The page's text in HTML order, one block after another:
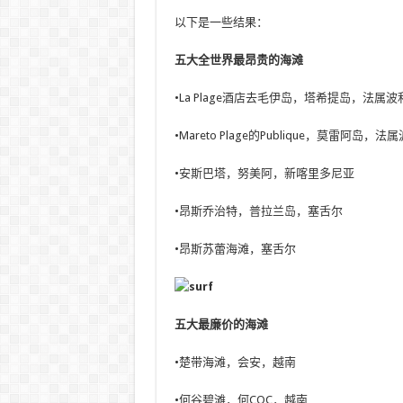
以下是一些结果：
五大全世界最昂贵的海滩
•La Plage酒店去毛伊岛，塔希提岛，法属波
•Mareto Plage的Publique，莫雷阿岛，法属
•安斯巴塔，努美阿，新喀里多尼亚
•昂斯乔治特，普拉兰岛，塞舌尔
•昂斯苏蕾海滩，塞舌尔
五大最廉价的海滩
•楚带海滩，会安，越南
•何谷碧滩，何COC，越南